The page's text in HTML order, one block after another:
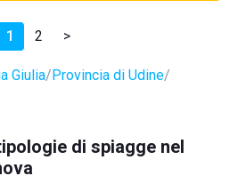
1 2 >
Giulia Provincia di Udine
di spiagge nel